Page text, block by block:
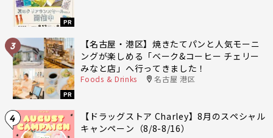
PR
3
PR
【名古屋・港区】焼きたてパンと人気モーニ
ングが楽しめる「ベーク&コーヒー チェリー
みなと店」へ行ってきました！
Foods & Drinks 名古屋 港区
4
【ドラッグストア Charley】8月のスペシャル
キャンペーン（8/8-8/16）